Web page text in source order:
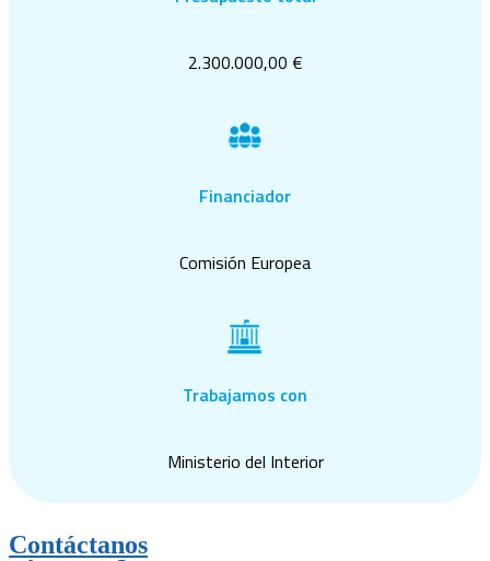
2.300.000,00 €
Financiador
Comisión Europea
Trabajamos con
Ministerio del Interior
Contáctanos